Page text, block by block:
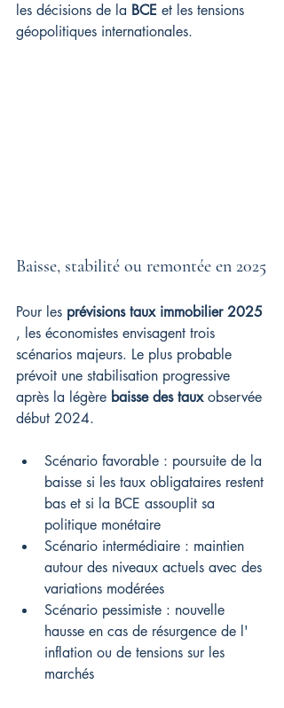
les décisions de la BCE et les tensions
géopolitiques internationales.
Baisse, stabilité ou remontée en 2025
Pour les prévisions taux immobilier 2025
, les économistes envisagent trois
scénarios majeurs. Le plus probable
prévoit une stabilisation progressive
après la légère baisse des taux observée
début 2024.
Scénario favorable : poursuite de la
baisse si les taux obligataires restent
bas et si la BCE assouplit sa
politique monétaire
Scénario intermédiaire : maintien
autour des niveaux actuels avec des
variations modérées
Scénario pessimiste : nouvelle
hausse en cas de résurgence de l'
inflation ou de tensions sur les
marchés